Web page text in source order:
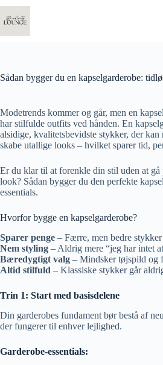
Fortsæt
til
indhold
Sådan bygger du en kapselgarderobe:
Modetrends kommer og går, men en
har stilfulde outfits ved hånden. En
alsidige, kvalitetsbevidste stykker, der kan
skabe utallige looks – hvilket sparer tid,
Er du klar til at forenkle din stil uden at
look? Sådan bygger du den perfekte
essentials.
Hvorfor bygge en kapselgarderobe?
Sparer penge – Færre, men bedre
Nem styling – Aldrig mere “jeg har intet
Bæredygtigt valg – Mindsker tøjspild og
Altid stilfuld – Klassiske stykker går
Trin 1: Start med basisdelene
Din garderobes fundament bør bestå af
der fungerer til enhver lejlighed.
Garderobe-essentials: